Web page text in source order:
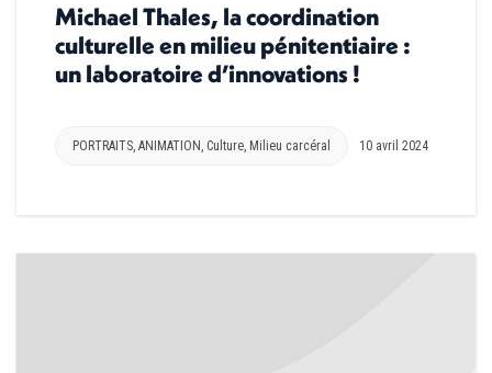
Michael Thales, la coordination
culturelle en milieu pénitentiaire :
un laboratoire d’innovations !
PORTRAITS, ANIMATION , Culture, Milieu carcéral 10 avril 2024